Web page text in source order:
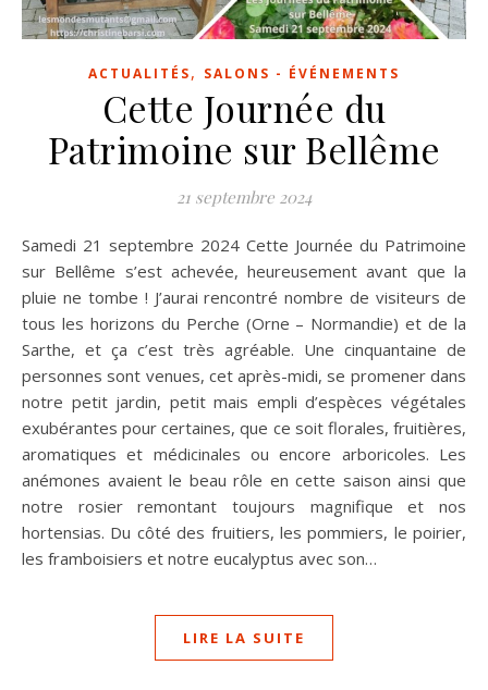
ACTUALITÉS, SALONS - ÉVÉNEMENTS
Cette Journée du
Patrimoine sur Bellême
21 septembre 2024
Samedi 21 septembre 2024 Cette Journée du Patrimoine
sur Bellême s’est achevée, heureusement avant que la
pluie ne tombe ! J’aurai rencontré nombre de visiteurs de
tous les horizons du Perche (Orne – Normandie) et de la
Sarthe, et ça c’est très agréable. Une cinquantaine de
personnes sont venues, cet après-midi, se promener dans
notre petit jardin, petit mais empli d’espèces végétales
exubérantes pour certaines, que ce soit florales, fruitières,
aromatiques et médicinales ou encore arboricoles. Les
anémones avaient le beau rôle en cette saison ainsi que
notre rosier remontant toujours magnifique et nos
hortensias. Du côté des fruitiers, les pommiers, le poirier,
les framboisiers et notre eucalyptus avec son…
LIRE LA SUITE